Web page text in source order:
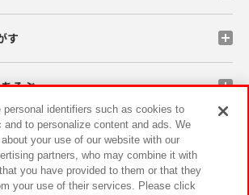
す
そぶ
ンペーン
personal identifiers such as cookies to
and to personalize content and ads. We
your use of our website with our
partners, who may combine it with
you have provided to them or that they
your use of their services. Please click